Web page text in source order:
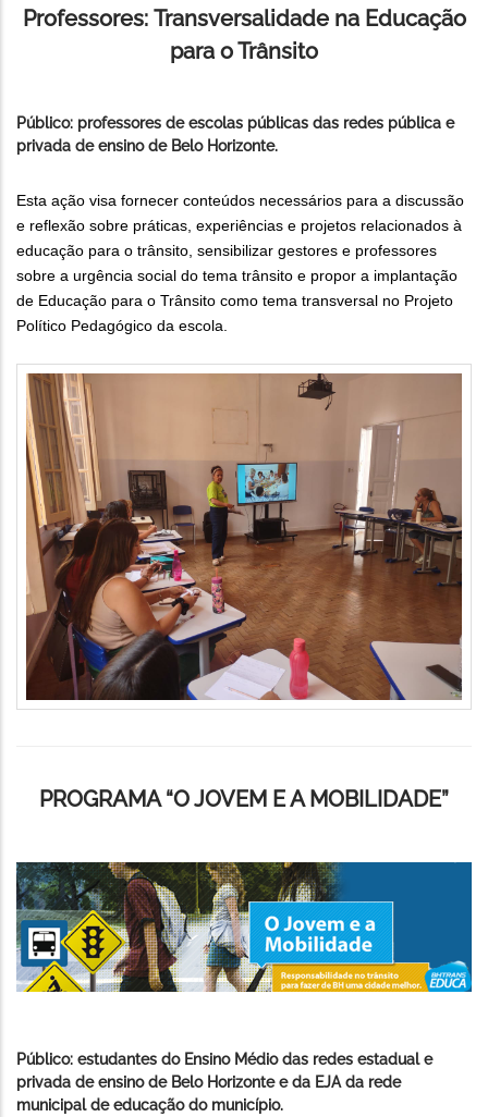
Professores: Transversalidade na Educação
para o Trânsito
Público: professores de escolas públicas das redes pública e
privada de ensino de Belo Horizonte.
Esta ação visa fornecer conteúdos necessários para a discussão
e reflexão sobre práticas, experiências e projetos relacionados à
educação para o trânsito, sensibilizar gestores e professores
sobre a urgência social do tema trânsito e propor a implantação
de Educação para o Trânsito como tema transversal no Projeto
Político Pedagógico da escola.
PROGRAMA “O JOVEM E A MOBILIDADE”
Público: estudantes do Ensino Médio das redes estadual e
privada de ensino de Belo Horizonte e da EJA da rede
municipal de educação do município.